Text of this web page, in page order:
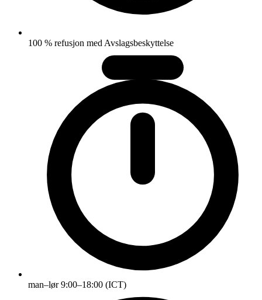
100 % refusjon med Avslagsbeskyttelse
man–lør 9:00–18:00 (ICT)